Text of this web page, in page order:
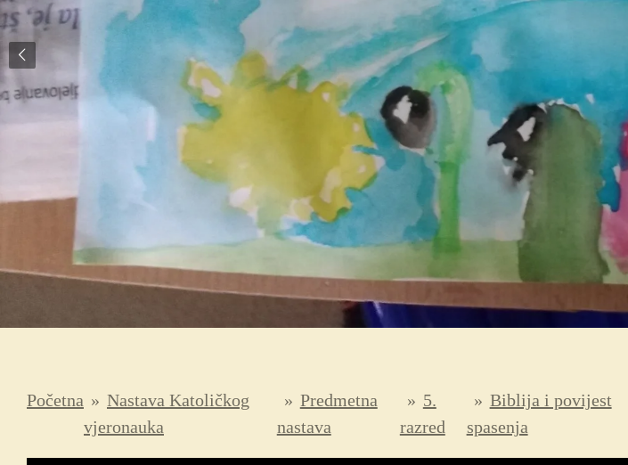
Početna » Nastava Katoličkog
vjeronauka
» Predmetna
nastava
» 5.
razred
» Biblija i povijest
spasenja